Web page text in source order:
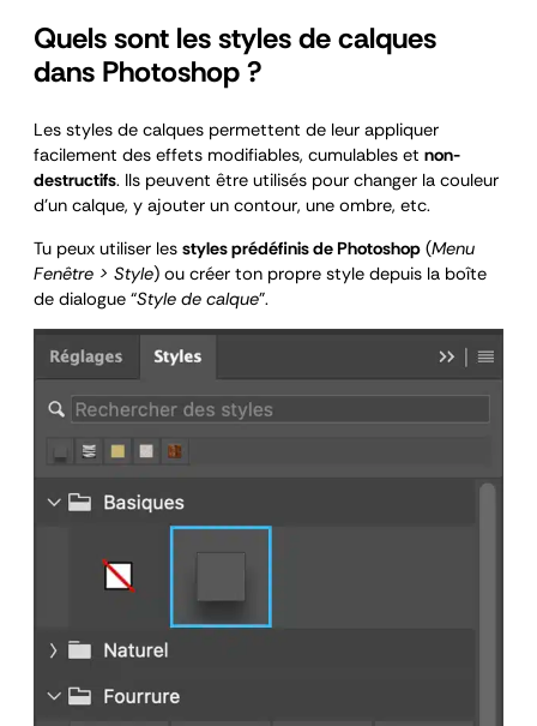
Quels sont les styles de calques
dans Photoshop ?
Les styles de calques permettent de leur appliquer
facilement des effets modifiables, cumulables et non-
destructifs. Ils peuvent être utilisés pour changer la couleur
d’un calque, y ajouter un contour, une ombre, etc.
Tu peux utiliser les styles prédéfinis de Photoshop (Menu
Fenêtre > Style) ou créer ton propre style depuis la boîte
de dialogue “Style de calque”.